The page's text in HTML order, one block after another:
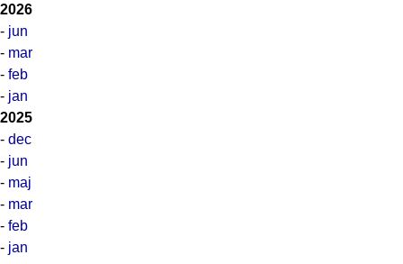
2026
- jun
- mar
- feb
- jan
2025
- dec
- jun
- maj
- mar
- feb
- jan